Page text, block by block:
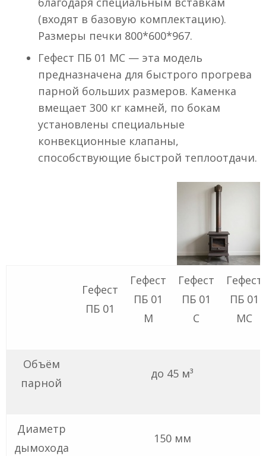
(входят в базовую комплектацию).
Размеры печки 800*600*967.
Гефест ПБ 01 МС — эта модель
предназначена для быстрого прогрева
парной больших размеров. Каменка
вмещает 300 кг камней, по бокам
установлены специальные
конвекционные клапаны,
способствующие быстрой теплоотдачи.
Гефест
ПБ 01
Гефест
ПБ 01
М
Гефест
ПБ 01
С
Гефест
ПБ 01
МС
Объём
парной
до 45 м³
Диаметр
дымохода
150 мм